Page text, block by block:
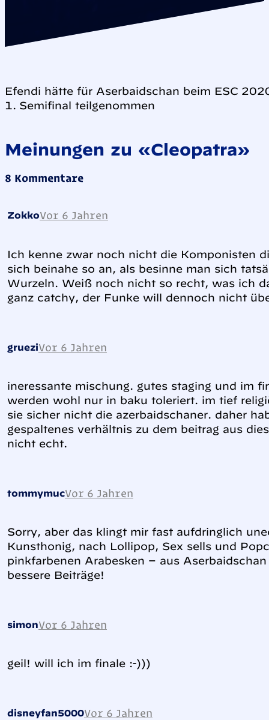
Efendi hätte für Aserbaidschan beim ESC
1. Semifinal teilgenommen
Meinungen zu «Cleopatra»
8 Kommentare
ZokkoVor 6 Jahren
Ich kenne zwar noch nicht die Komponisten
sich beinahe so an, als besinne man sich
Wurzeln. Weiß noch nicht so recht, was ich
ganz catchy, der Funke will dennoch nicht
grueziVor 6 Jahren
ineressante mischung. gutes staging und im
werden wohl nur in baku toleriert. im tief
sie sicher nicht die azerbaidschaner. daher
gespaltenes verhältnis zu dem beitrag aus
nicht echt.
tommymucVor 6 Jahren
Sorry, aber das klingt mir fast aufdringlich
Kunsthonig, nach Lollipop, Sex sells und
pinkfarbenen Arabesken – aus
bessere Beiträge!
simonVor 6 Jahren
geil! will ich im finale :-)))
disneyfan5000Vor 6 Jahren